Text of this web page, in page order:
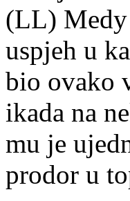
(LL) Medy
uspjeh u
bio ovako
ikada na
mu je
prodor u